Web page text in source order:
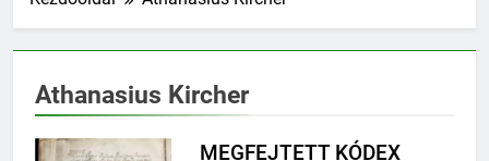
Athanasius Kircher
MEGFEJTETT KÓDEX